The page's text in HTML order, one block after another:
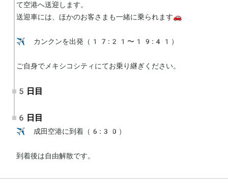
て空港へ送迎します。
送迎車には、ほかのお客さまも一緒に乗られます🚗
✈️ カンクンを出発（17:21〜19:41）
ご自身でメキシコシティにてお乗り継ぎください。
5日目
6日目
✈️ 成田空港に到着（6:30）
到着後は自由解散です。